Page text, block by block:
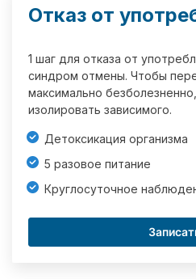
Отказ от
1 шаг для отказа от
синдром отмены. Чтобы
максимально
изолировать зависимого.
Детоксикация организма
5 разовое питание
Круглосуточное